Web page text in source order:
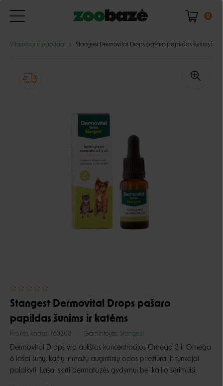
0
Vitaminai ir papildai Stangest Dermovital Drops pašaro papildas šunims ir
Stangest Dermovital Drops pašaro
papildas šunims ir katėms
Prekės kodas: 160208 Gamintojas: Stangest
Dermovital Drops yra aukštos koncentracijos Omega 3 ir Omega
6 lašai šunų, kačių ir mažų augintinių odos priežiūrai ir funkcijai
palaikyti. Lašai skirti dermatozės gydymui bei kailio šėrimuisi.